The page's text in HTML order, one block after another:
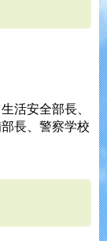
活安全部長、
長、警察学校